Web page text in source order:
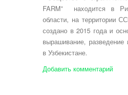
FARM” находится в
области, на территории
создано в 2015 года и
вырашивание, разведение
в Узбекистане.
Добавить комментарий